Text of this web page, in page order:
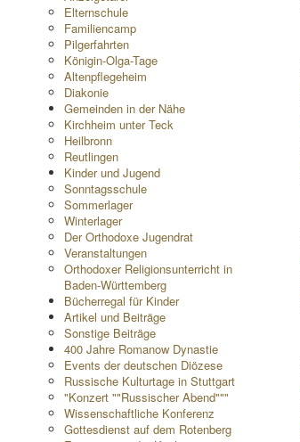
Elternschule
Familiencamp
Pilgerfahrten
Königin-Olga-Tage
Altenpflegeheim
Diakonie
Gemeinden in der Nähe
Kirchheim unter Teck
Heilbronn
Reutlingen
Kinder und Jugend
Sonntagsschule
Sommerlager
Winterlager
Der Orthodoxe Jugendrat
Veranstaltungen
Orthodoxer Religionsunterricht in
Baden-Württemberg
Bücherregal für Kinder
Artikel und Beiträge
Sonstige Beiträge
400 Jahre Romanow Dynastie
Events der deutschen Diözese
Russische Kulturtage in Stuttgart
"Konzert ""Russischer Abend"""
Wissenschaftliche Konferenz
Gottesdienst auf dem Rotenberg